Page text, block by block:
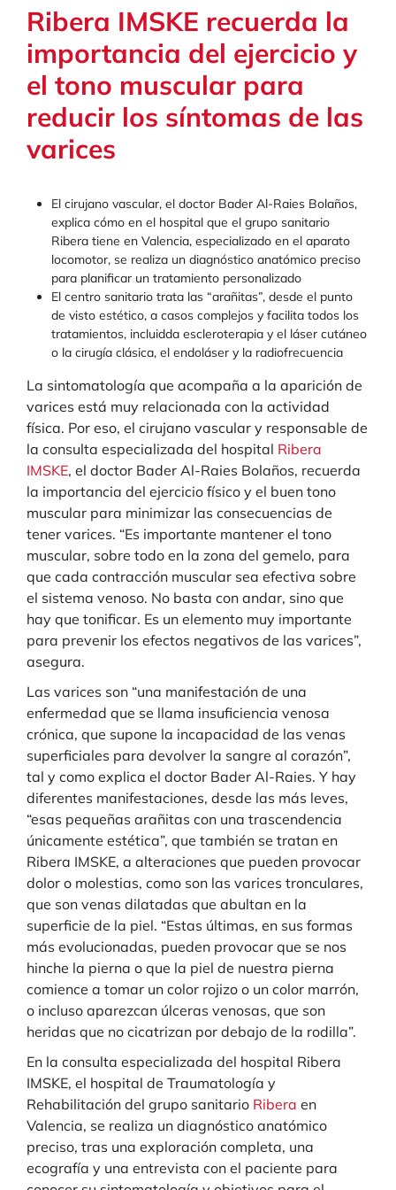
Ribera IMSKE recuerda la
importancia del ejercicio y
el tono muscular para
reducir los síntomas de las
varices
El cirujano vascular, el doctor Bader Al-Raies Bolaños,
explica cómo en el hospital que el grupo sanitario
Ribera tiene en Valencia, especializado en el aparato
locomotor, se realiza un diagnóstico anatómico preciso
para planificar un tratamiento personalizado
El centro sanitario trata las “arañitas”, desde el punto
de visto estético, a casos complejos y facilita todos los
tratamientos, incluidda escleroterapia y el láser cutáneo
o la cirugía clásica, el endoláser y la radiofrecuencia
La sintomatología que acompaña a la aparición de
varices está muy relacionada con la actividad
física. Por eso, el cirujano vascular y responsable de
la consulta especializada del hospital Ribera
IMSKE, el doctor Bader Al-Raies Bolaños, recuerda
la importancia del ejercicio físico y el buen tono
muscular para minimizar las consecuencias de
tener varices. “Es importante mantener el tono
muscular, sobre todo en la zona del gemelo, para
que cada contracción muscular sea efectiva sobre
el sistema venoso. No basta con andar, sino que
hay que tonificar. Es un elemento muy importante
para prevenir los efectos negativos de las varices”,
asegura.
Las varices son “una manifestación de una
enfermedad que se llama insuficiencia venosa
crónica, que supone la incapacidad de las venas
superficiales para devolver la sangre al corazón”,
tal y como explica el doctor Bader Al-Raies. Y hay
diferentes manifestaciones, desde las más leves,
“esas pequeñas arañitas con una trascendencia
únicamente estética”, que también se tratan en
Ribera IMSKE, a alteraciones que pueden provocar
dolor o molestias, como son las varices tronculares,
que son venas dilatadas que abultan en la
superficie de la piel. “Estas últimas, en sus formas
más evolucionadas, pueden provocar que se nos
hinche la pierna o que la piel de nuestra pierna
comience a tomar un color rojizo o un color marrón,
o incluso aparezcan úlceras venosas, que son
heridas que no cicatrizan por debajo de la rodilla”.
En la consulta especializada del hospital Ribera
IMSKE, el hospital de Traumatología y
Rehabilitación del grupo sanitario Ribera en
Valencia, se realiza un diagnóstico anatómico
preciso, tras una exploración completa, una
ecografía y una entrevista con el paciente para